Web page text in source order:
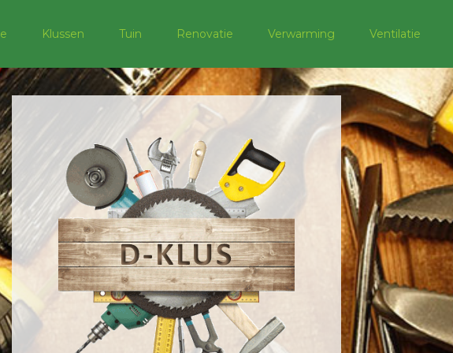
Klussen Tuin Renovatie Verwarming Ventilatie